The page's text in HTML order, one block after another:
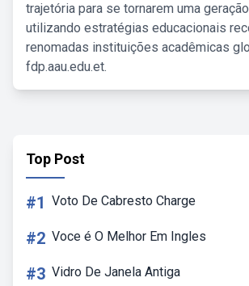
trajetória para se tornarem uma
utilizando estratégias educacionais
renomadas instituições acadêmicas
fdp.aau.edu.et.
Top Post
#1 Voto De Cabresto Charge
#2 Voce é O Melhor Em Ingles
#3 Vidro De Janela Antiga